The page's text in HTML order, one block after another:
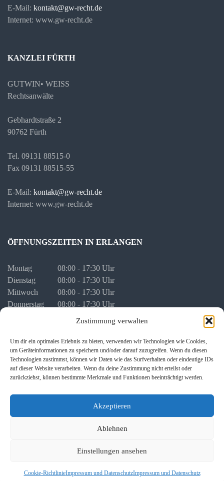
Zustimmung verwalten
Um dir ein optimales Erlebnis zu bieten, verwenden wir Technologien wie Cookies,
um Geräteinformationen zu speichern und/oder darauf zuzugreifen. Wenn du diesen
Technologien zustimmst, können wir Daten wie das Surfverhalten oder eindeutige IDs
auf dieser Website verarbeiten. Wenn du deine Zustimmung nicht erteilst oder
zurückziehst, können bestimmte Merkmale und Funktionen beeinträchtigt werden.
Akzeptieren
Ablehnen
Einstellungen ansehen
Cookie-RichtlinieImpressum und DatenschutzImpressum und Datenschutz
E-Mail: kontakt@gw-recht.de
Internet: www.gw-recht.de
KANZLEI FÜRTH
GUTWIN• WEISS
Rechtsanwälte
Gebhardtstraße 2
90762 Fürth
Tel. 09131 88515-0
Fax 09131 88515-55
E-Mail: kontakt@gw-recht.de
Internet: www.gw-recht.de
ÖFFNUNGSZEITEN IN ERLANGEN
Montag
08:00 - 17:30 Uhr
Dienstag
08:00 - 17:30 Uhr
Mittwoch
08:00 - 17:30 Uhr
Donnerstag
08:00 - 17:30 Uhr
Termine für persönliche Besprechungen stimmen wir mit Ihnen
individuell ab.
Fürth. Alle Rechte vorbehalten Impressum und Datenschutz